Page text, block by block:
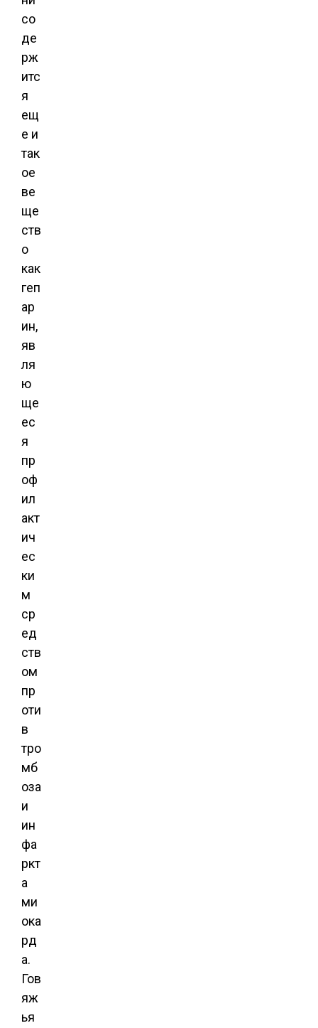
со
де
рж
итс
я
ещ
е и
так
ое
ве
ще
ств
о
как
геп
ар
ин,
яв
ля
ю
ще
ес
я
пр
оф
ил
акт
ич
ес
ки
м
ср
ед
ств
ом
пр
оти
в
тро
мб
оза
и
ин
фа
ркт
а
ми
ока
рд
а.
Гов
яж
ья